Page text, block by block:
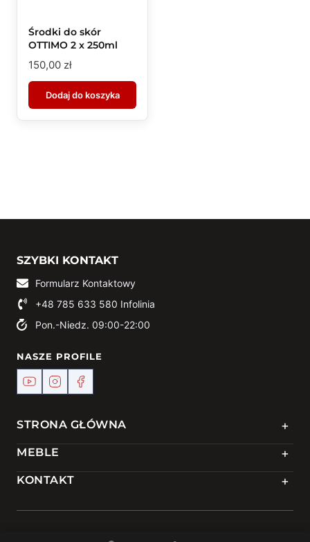
Środki do skór
OTTIMO 2 x 250ml
150,00 zł
Dodaj do koszyka
SZYBKI KONTAKT
Formularz Kontaktowy
+48 785 633 580 Infolinia
Pon.-Niedz. 09:00-22:00
NASZE PROFILE
STRONA GŁÓWNA +
MEBLE +
KONTAKT +